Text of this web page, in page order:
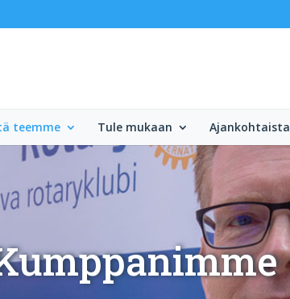
teemme Tule mukaan Ajankohtaista